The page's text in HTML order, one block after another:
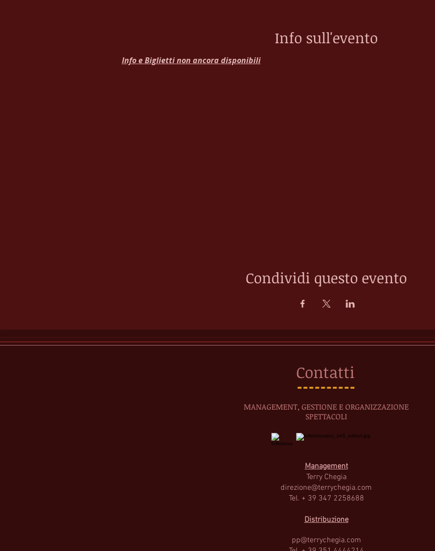
Info sull'evento
Info e Biglietti non ancora disponibili
Condividi questo evento
MANAGEMENT, GESTIONE E ORGANIZZAZIONE
SPETTACOLI
Management
Terry Chegia
direzione@terrychegia.com
Tel. + 39 347 2258688
Distribuzione
pp@terrychegia.com
Contatti